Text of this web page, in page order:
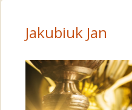
Jakubiuk Jan